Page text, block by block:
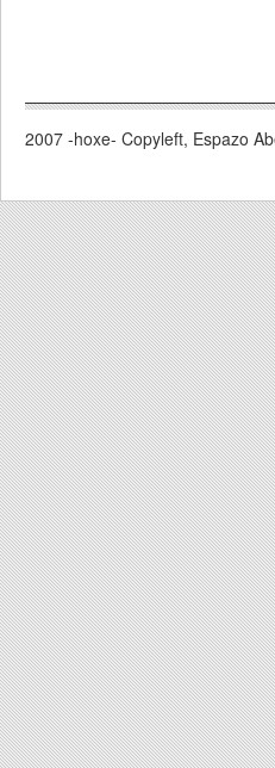
2007 -hoxe- Copyleft, Espazo